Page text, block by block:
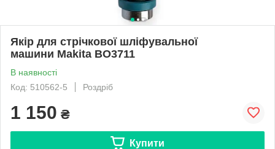
Якір для стрічкової шліфувальної
машини Makita BO3711
В наявності
Код: 510562-5
Роздріб
1 150 ₴
Купити